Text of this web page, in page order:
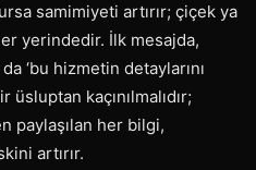
samimiyeti artırır; çiçek ya
yerindedir. İlk mesajda,
da ‘bu hizmetin detaylarını
kaçınılmalıdır;
paylaşılan her bilgi,
artırır.